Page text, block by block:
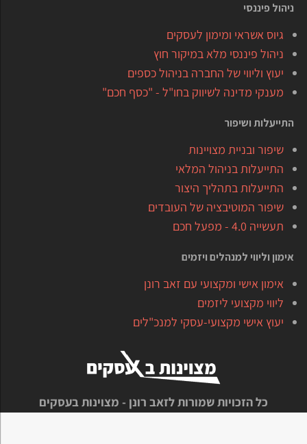
ניהול פיננסי
גיוס אשראי ומימון לעסקים
ניהול פיננסי מלא במיקור חוץ
יעוץ וליווי של החברה בניהול כספים
מענקי מדינה לשיווק בחו"ל - "כסף חכם"
התייעלות ושיפור
שיפור ובניית מצויינות
התייעלות בניהול המלאי
התייעלות בתהליך היצור
שיפור המוטיבציה של העובדים
תעשייה 4.0 - מפעל חכם
אימון וליווי למנהלים ויזמים
אימון אישי ומקצועי עם זאב רונן
ליווי מקצועי ליזמים
יעוץ אישי מקצועי-עסקי למנכ"לים
כל הזכויות שמורות לזאב רונן - מצוינות בעסקים